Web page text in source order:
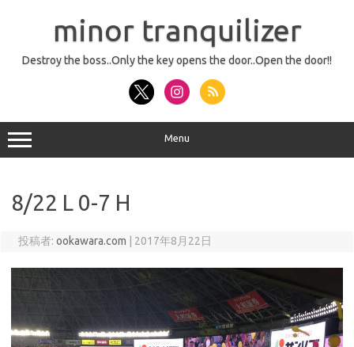
minor tranquilizer
Destroy the boss..Only the key opens the door..Open the door!!
Menu
8/22 L 0-7 H
投稿者: ookawara.com 2017年8月22日